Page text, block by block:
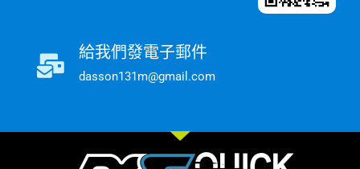
給我們發電子郵件
dasson131m@gmail.com